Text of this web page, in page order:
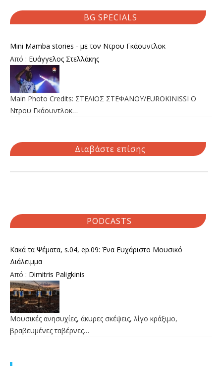
BG SPECIALS
Mini Mamba stories - με τον Ντρου Γκάουντλοκ
Από : Ευάγγελος Στελλάκης
Main Photo Credits: ΣΤΕΛΙΟΣ ΣΤΕΦΑΝΟΥ/EUROKINISSI Ο
Ντρου Γκάουντλοκ…
Διαβάστε επίσης
PODCASTS
Κακά τα Ψέματα, s.04, ep.09: Ένα Ευχάριστο Μουσικό
Διάλειμμα
Από : Dimitris Paligkinis
Μουσικές ανησυχίες, άκυρες σκέψεις, λίγο κράξιμο,
βραβευμένες ταβέρνες…